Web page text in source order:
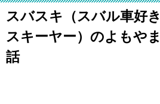
スバスキ（スバル車好き
スキーヤー）のよもやま
話